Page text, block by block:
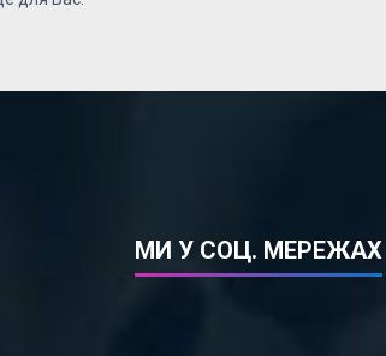
МИ У СОЦ. МЕРЕЖАХ